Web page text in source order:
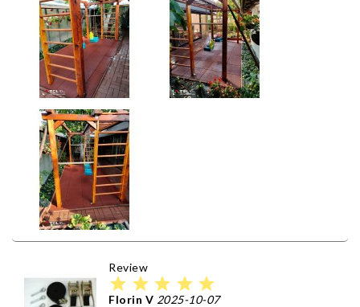
Review
star star star star star
Florin V 2025-10-07